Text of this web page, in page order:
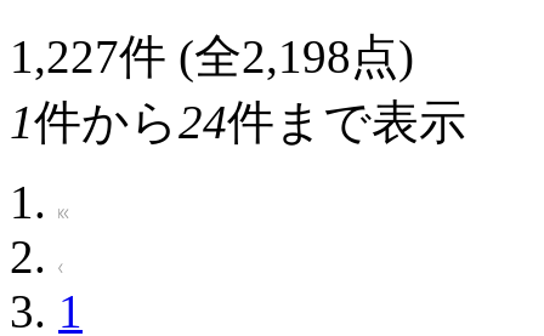
1,227件 (全2,198点)
1件から24件まで表示
1